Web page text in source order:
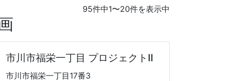
95件中1〜20件を表示中
市川市福栄一丁目 プロジェクトⅡ
市川市福栄一丁目17番3